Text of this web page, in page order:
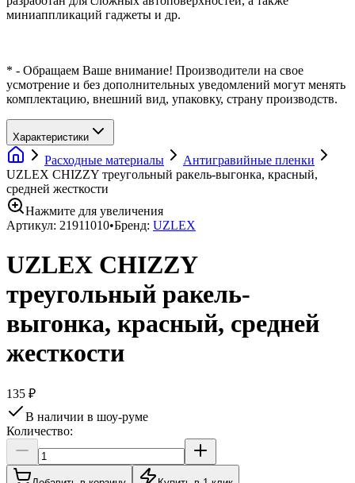
миниаппликаций гаджеты и др.
* - Обращаем Ваше внимание! Производители на свое
усмотрение и без дополнительных уведомлений могут менять
комплектацию, внешний вид, упаковку, страну производств.
Характеристики
Расходные материалы
Антигравийные пленки
UZLEX CHIZZY треугольный ракель-выгонка, красный,
средней жесткости
Нажмите для увеличения
Артикул: 21911010•Бренд: UZLEX
UZLEX CHIZZY
треугольный ракель-
выгонка, красный, средней
жесткости
135 ₽
В наличии в шоу-руме
Количество: